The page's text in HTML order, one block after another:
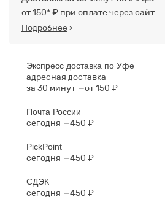
от 150* ₽ при оплате через сайт
Подробнее ›
Экспресс доставка по Уфе
адресная доставка
за 30 минут
от 150 ₽
Почта России
сегодня 450 ₽
PickPoint
сегодня 450 ₽
СДЭК
сегодня 450 ₽